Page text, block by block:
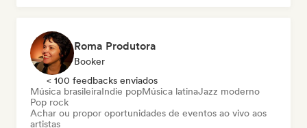
Roma Produtora
Booker
< 100 feedbacks enviados
Música brasileiraIndie popMúsica latinaJazz moderno
Pop rock
Achar ou propor oportunidades de eventos ao vivo aos
artistas